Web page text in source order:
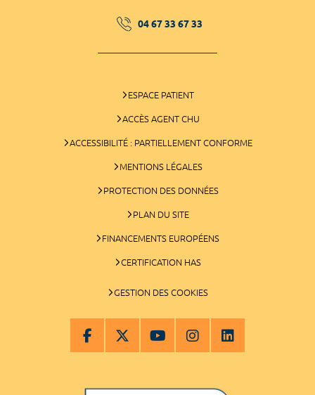
04 67 33 67 33
ESPACE PATIENT
ACCÈS AGENT CHU
ACCESSIBILITÉ : PARTIELLEMENT CONFORME
MENTIONS LÉGALES
PROTECTION DES DONNÉES
PLAN DU SITE
FINANCEMENTS EUROPÉENS
CERTIFICATION HAS
GESTION DES COOKIES